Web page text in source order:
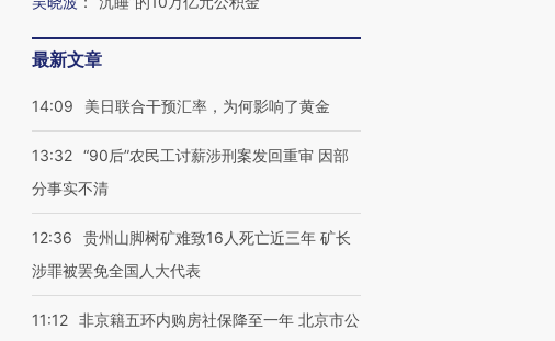
最新文章
14:09 美日联合干预汇率，为何影响了黄金
13:32 “90后”农民工讨薪涉刑案发回重审 因部
分事实不清
12:36
贵州山脚树矿难致16人死亡近三年 矿长
涉罪被罢免全国人大代表
11:12 非京籍五环内购房社保降至一年 北京市公